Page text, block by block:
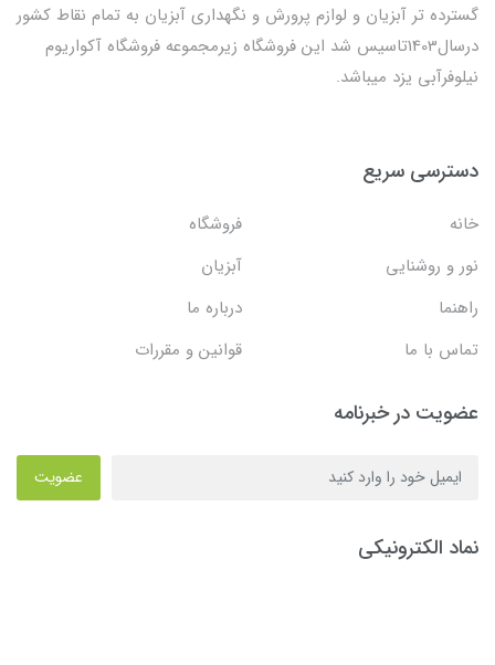
گسترده تر آبزیان و لوازم پرورش و نگهداری آبزیان به تمام نقاط کشور
درسال1403تاسیس شد این فروشگاه زیرمجموعه فروشگاه آکواریوم
نیلوفرآبی یزد میباشد.
دسترسی سریع
خانه
فروشگاه
نور و روشنایی
آبزیان
راهنما
درباره ما
تماس با ما
قوانین و مقررات
عضویت در خبرنامه
عضویت
نماد الکترونیکی